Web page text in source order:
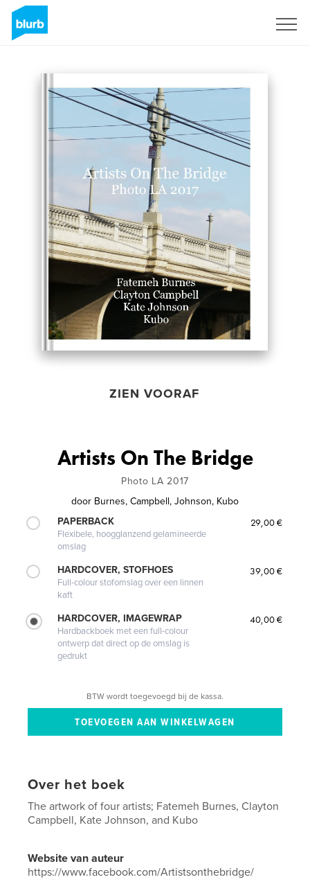
ZIEN VOORAF
Artists On The Bridge
Photo LA 2017
door Burnes, Campbell, Johnson, Kubo
PAPERBACK
Flexibele, hoogglanzend gelamineerde
omslag
29,00 €
HARDCOVER, STOFHOES
Full-colour stofomslag over een linnen
kaft
39,00 €
HARDCOVER, IMAGEWRAP
Hardbackboek met een full-colour
ontwerp dat direct op de omslag is
gedrukt
40,00 €
BTW wordt toegevoegd bij de kassa.
Over het boek
The artwork of four artists; Fatemeh Burnes, Clayton
Campbell, Kate Johnson, and Kubo
Website van auteur
https://www.facebook.com/Artistsonthebridge/